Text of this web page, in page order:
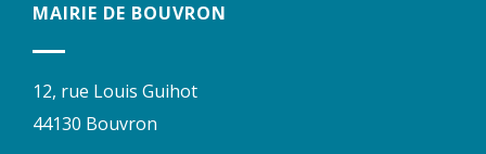
MAIRIE DE BOUVRON
12, rue Louis Guihot
44130 Bouvron